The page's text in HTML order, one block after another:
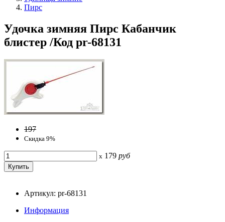
Пирс
Удочка зимняя Пирс Кабанчик
блистер /Код pr-68131
197
Скидка 9%
x 179 руб
Артикул: pr-68131
Информация